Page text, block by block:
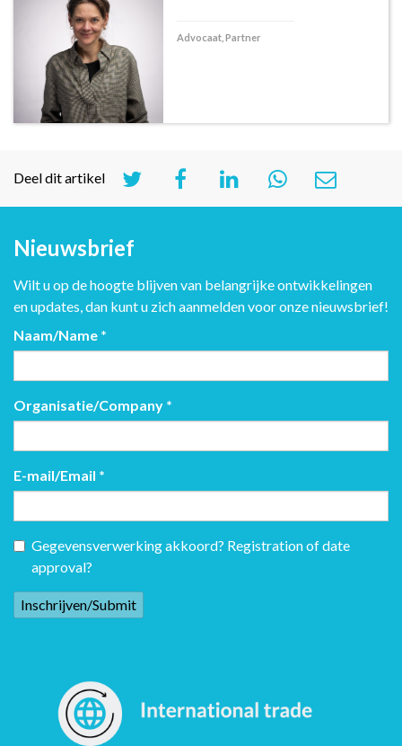
Advocaat, Partner
Deel dit artikel
Nieuwsbrief
Wilt u op de hoogte blijven van belangrijke ontwikkelingen
en updates, dan kunt u zich aanmelden voor onze nieuwsbrief!
Naam/Name *
Organisatie/Company *
E-mail/Email *
Gegevensverwerking akkoord? Registration of date
approval?